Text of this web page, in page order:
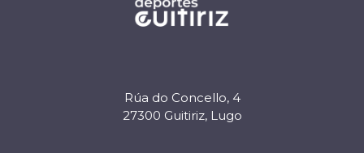
Rúa do Concello, 4
27300 Guitiriz, Lugo